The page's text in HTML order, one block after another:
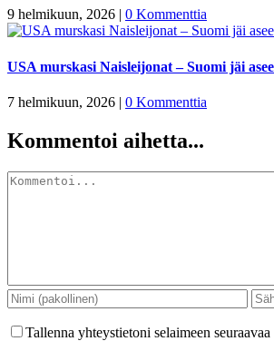
9 helmikuun, 2026 0 Kommenttia
USA murskasi Naisleijonat – Suomi jäi
7 helmikuun, 2026 | 0 Kommenttia
Kommentoi aihetta...
Kommentti
Tallenna yhteystietoni selaimeen